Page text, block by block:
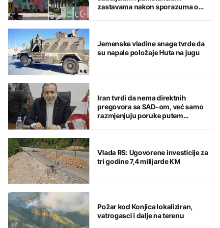
zastavama nakon sporazuma o
Jemenske vladine snage tvrde da
su napale položaje Huta na jugu
Iran tvrdi da nema direktnih
pregovora sa SAD-om, već samo
razmjenjuju poruke putem
Vlada RS: Ugovorene investicije za
tri godine 7,4 milijarde KM
Požar kod Konjica lokaliziran,
vatrogasci i dalje na terenu